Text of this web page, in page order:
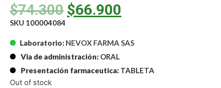
$74.300 $66.900
SKU 100004084
Laboratorio: NEVOX FARMA SAS
Via de administración: ORAL
Presentación farmaceutica: TABLETA
Out of stock